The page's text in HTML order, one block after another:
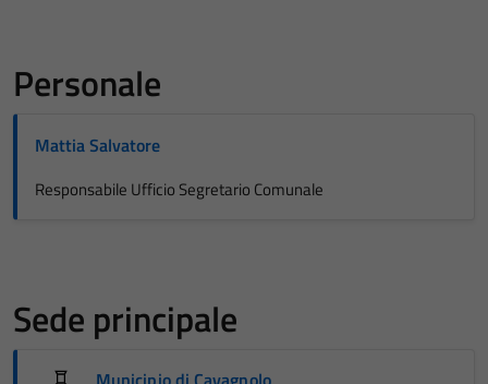
Personale
Mattia Salvatore
Responsabile Ufficio Segretario Comunale
Sede principale